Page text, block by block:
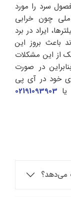
سرد را مورد
چون خرابی
ایراد در برد
باعث بروز این
از این مشکلات
در صورت
خود در آی پی
یا 02191093903
می‌دهد؟